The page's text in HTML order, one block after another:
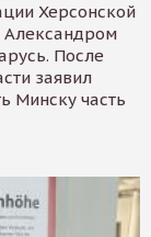
Херсонской
Александром
После
заявил
Минску часть